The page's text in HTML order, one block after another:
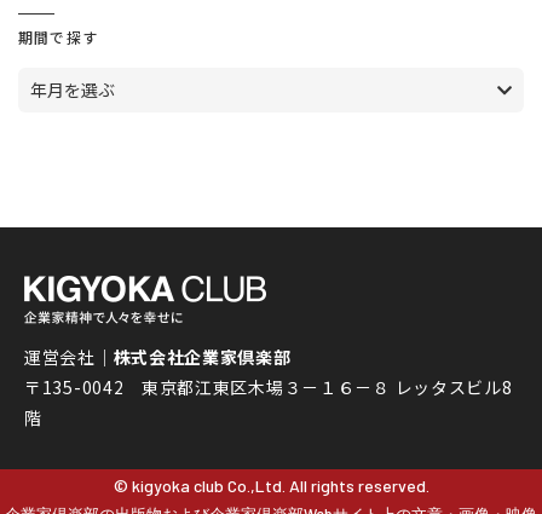
期間で探す
年月を選ぶ
運営会社｜ 株式会社企業家倶楽部
〒135-0042 東京都江東区木場３－１６－８ レッタスビル8
階
© kigyoka club Co.,Ltd. All rights reserved.